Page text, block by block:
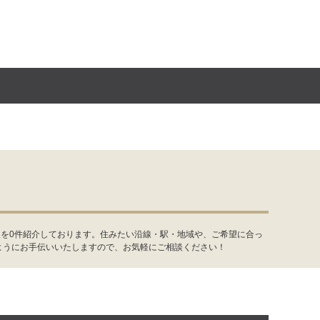
0件紹介しております。住みたい沿線・駅・地域や、ご希望に合っ
にお手伝いいたしますので、お気軽にご相談ください！